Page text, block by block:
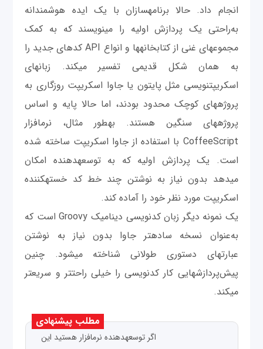
انجام داد. حالا برنامه‎سازان با یک ایده هوشمندانه
به‌راحتی یک پردازش اولیه را می‎نویسند که به کمک
مجموعه‎ای غنی از کتابخانه‎ها و انواع API کدهای جدید را
به همان شکل قدیمی‎ تفسیر می‎کند. زبان‎های
اسکریپت‎نویسی مثل پایتون یا جاوا اسکریپت روزگاری به
پروژه‎های کوچک محدود بودند، اما حالا پایه و اساس
پروژه‎های سنگین هستند. به‎طور مثال، نرم‎افزار
CoffeeScript با استفاده از جاوا اسکریپت ساخته شده
است. یک پردازش اولیه که به توسعه‎دهنده امکان
می‎دهد بدون نیاز به نوشتن چند خط کد خسته‎کننده
اسکریپت مورد نظر خود را آماده کند.
یک نمونه دیگر زبان کدنویسی دینامیک Groovy است که
به‌عنوان نسخه ساده‎تر جاوا بدون نیاز به نوشتن
عبارت‎های دستوری طولانی شناخته می‎شود. چنین
پیش‌پردازش‎هایی کار کدنویسی را خیلی راحت‎تر و سریع‎تر
می‎کند.
مطلب پیشنهادی
اگر توسعه‎دهنده نرم‎افزار هستید این